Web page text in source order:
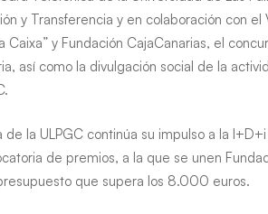
y Transferencia y en colaboración con
Caixa” y Fundación CajaCanarias, el
así como la divulgación social de la
la ULPGC continúa su impulso a la
de premios, a la que se unen
que supera los 8.000 euros.